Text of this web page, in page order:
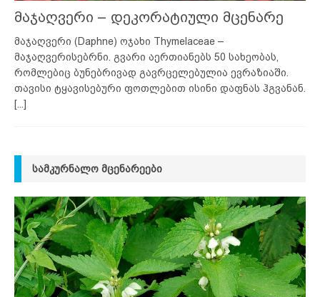
მაჯაღვერი – დეკორატიული მცენარე
მაჯაღვერი (Daphne) ოჯახი Thymelaceae –
მაჯაღვერისებრნი. გვარი აერთიანებს 50 სახეობას,
რომლებიც ბუნებრივად გავრცელებულია ევრაზიაში.
თავისი ტყავისებური ფოთლებით ისინი დაფნას ჰგვანან.
[...]
ᲡᲐᲛᲙᲣᲠᲜᲐᲚᲝ ᲛᲪᲔᲜᲐᲠᲔᲔᲑᲘ